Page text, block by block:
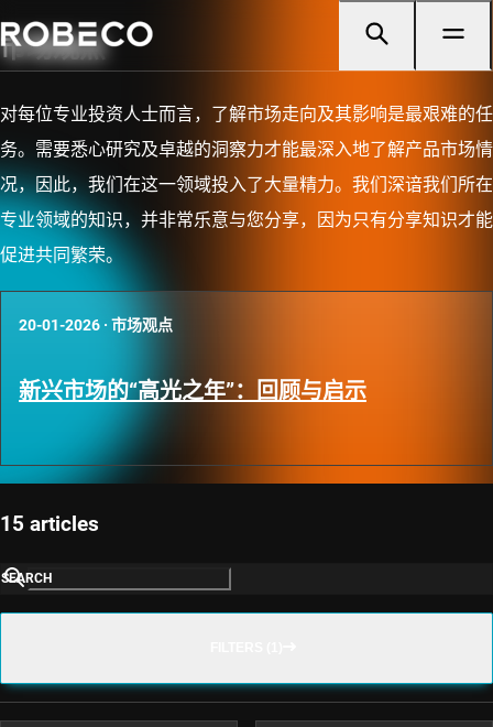
市场观点
对每位专业投资人士而言，了解市场走向及其影响是最艰难的任
务。需要悉心研究及卓越的洞察力才能最深入地了解产品市场情
况，因此，我们在这一领域投入了大量精力。我们深谙我们所在
专业领域的知识，并非常乐意与您分享，因为只有分享知识才能
促进共同繁荣。
20-01-2026 · 市场观点
新兴市场的“高光之年”：回顾与启示
15 articles
SEARCH